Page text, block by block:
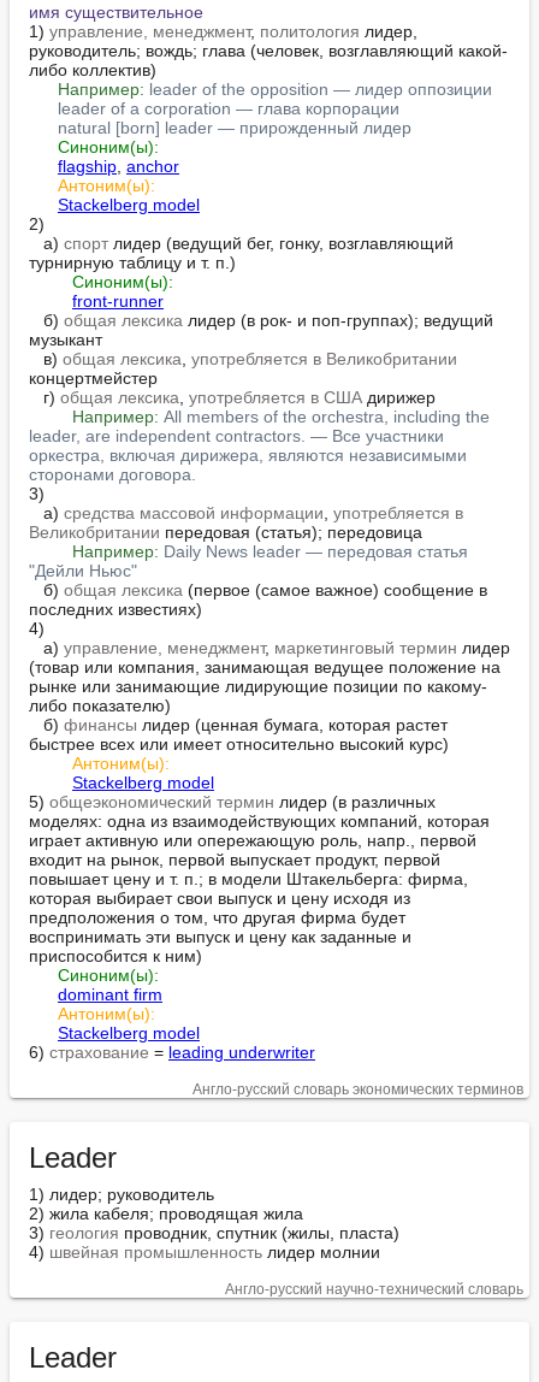
имя существительное
1) управление, менеджмент, политология лидер,
руководитель; вождь; глава (человек, возглавляющий какой-
либо коллектив)
Например: leader of the opposition — лидер оппозиции
leader of a corporation — глава корпорации
natural [born] leader — прирожденный лидер
Синоним(ы):
flagship anchor
Антоним(ы):
Stackelberg model
2)
   а)
спорт лидер (ведущий бег, гонку, возглавляющий
турнирную таблицу и т. п.)
Синоним(ы):
front-runner
   б)
общая лексика лидер (в рок- и поп-группах); ведущий
музыкант
   в)
общая лексика употребляется в Великобритании
концертмейстер
   г)
общая лексика употребляется в США дирижер
Например: All members of the orchestra, including the
leader, are independent contractors. — Все участники
оркестра, включая дирижера, являются независимыми
сторонами договора.
3)
   а)
средства массовой информации употребляется в
Великобритании передовая (статья); передовица
Например: Daily News leader — передовая статья
"Дейли Ньюс"
   б)
общая лексика (первое (самое важное) сообщение в
последних известиях)
4)
   а)
управление, менеджмент, маркетинговый термин лидер
(товар или компания, занимающая ведущее положение на
рынке или занимающие лидирующие позиции по какому-
либо показателю)
   б)
финансы лидер (ценная бумага, которая растет
быстрее всех или имеет относительно высокий курс)
Антоним(ы):
Stackelberg model
5) общеэкономический термин лидер (в различных
моделях: одна из взаимодействующих компаний, которая
играет активную или опережающую роль, напр., первой
входит на рынок, первой выпускает продукт, первой
повышает цену и т. п.; в модели Штакельберга: фирма,
которая выбирает свои выпуск и цену исходя из
предположения о том, что другая фирма будет
воспринимать эти выпуск и цену как заданные и
приспособится к ним)
Синоним(ы):
dominant firm
Антоним(ы):
Stackelberg model
6) страхование = leading underwriter
Англо-русский словарь экономических терминов
Leader
1) лидер; руководитель
2) жила кабеля; проводящая жила
3) геология проводник, спутник (жилы, пласта)
4) швейная промышленность лидер молнии
Англо-русский научно-технический словарь
Leader